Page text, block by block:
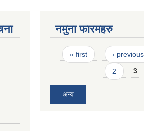
नमुना फारमहरु
Pages
« first ‹ previous
2 3
अन्य